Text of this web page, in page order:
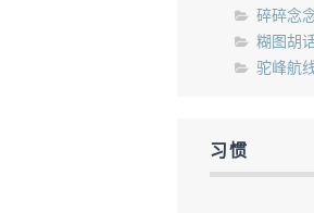
碎碎念
糊图胡
驼峰航
习惯